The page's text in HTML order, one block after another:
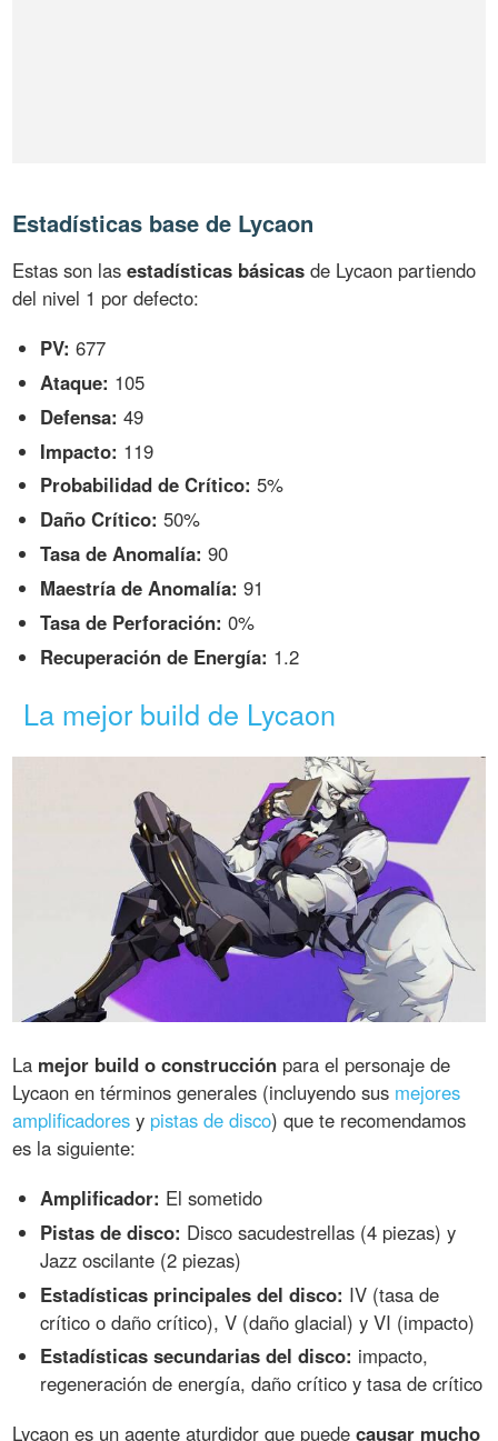
Estadísticas base de Lycaon
Estas son lasestadísticas básicas de Lycaon partiendo
del nivel 1 por defecto:
PV: 677
Ataque: 105
Defensa: 49
Impacto: 119
Probabilidad de Crítico: 5%
Daño Crítico: 50%
Tasa de Anomalía: 90
Maestría de Anomalía: 91
Tasa de Perforación: 0%
Recuperación de Energía: 1.2
La mejor build de Lycaon
La mejor build o construcción para el personaje de
Lycaon en términos generales (incluyendo sus mejores
amplificadores y pistas de disco) que te recomendamos
es la siguiente:
Amplificador: El sometido
Pistas de disco: Disco sacudestrellas (4 piezas) y
Jazz oscilante (2 piezas)
Estadísticas principales del disco: IV (tasa de
crítico o daño crítico), V (daño glacial) y VI (impacto)
Estadísticas secundarias del disco: impacto,
regeneración de energía, daño crítico y tasa de crítico
Lycaon es un agente aturdidor que puedecausar mucho